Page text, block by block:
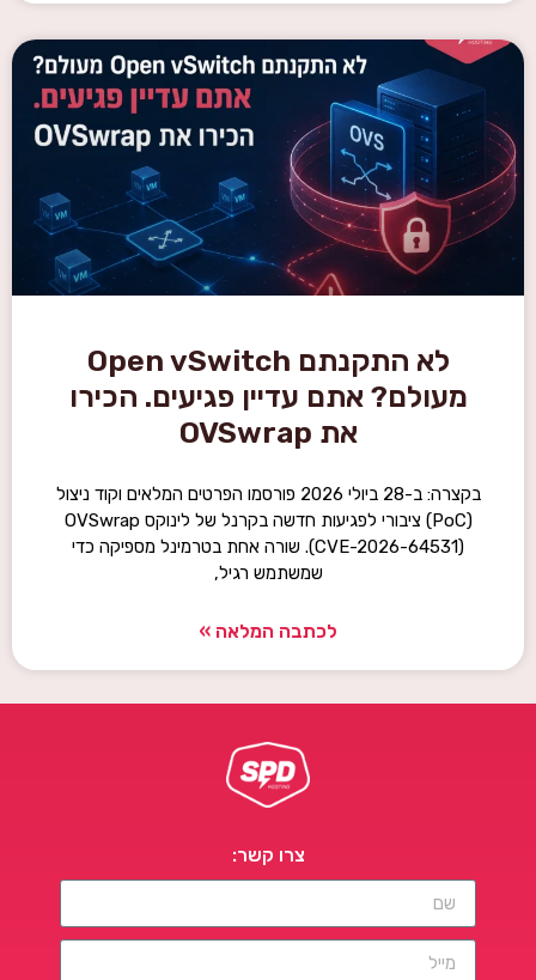
לא התקנתם Open vSwitch
מעולם? אתם עדיין פגיעים. הכירו
את OVSwrap
בקצרה: ב-28 ביולי 2026 פורסמו הפרטים המלאים וקוד ניצול
(PoC) ציבורי לפגיעות חדשה בקרנל של לינוקס OVSwrap
(CVE-2026-64531). שורה אחת בטרמינל מספיקה כדי
שמשתמש רגיל,
לכתבה המלאה »
צרו קשר: